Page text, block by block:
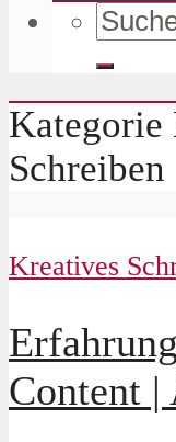
Kategorie
Schreiben
Kreatives
Content |